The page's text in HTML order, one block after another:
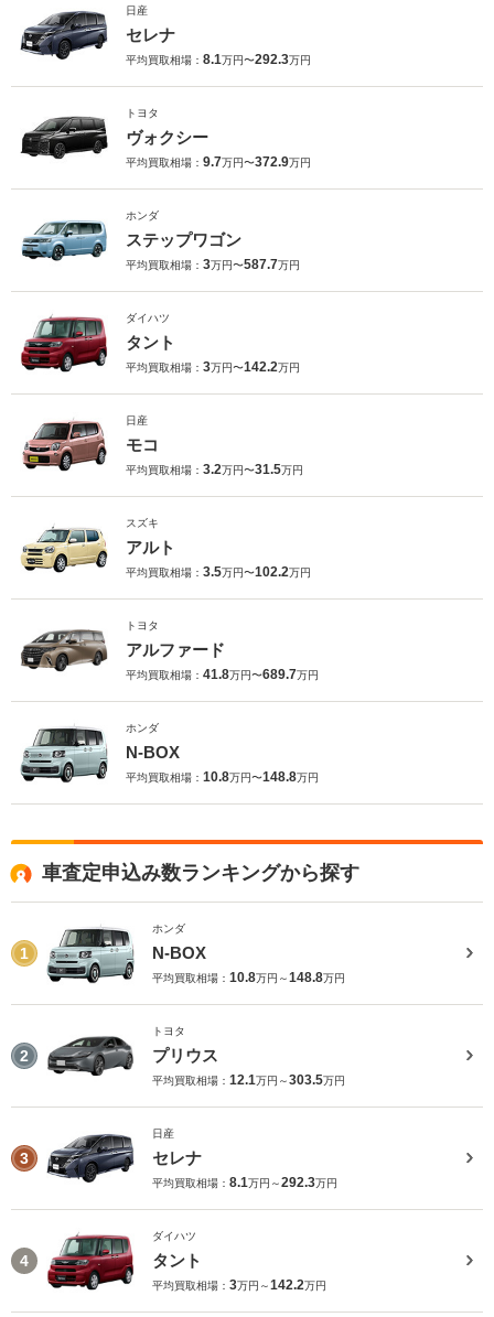
日産
セレナ
平均買取相場： 8.1万円〜292.3万円
トヨタ
ヴォクシー
平均買取相場： 9.7万円〜372.9万円
ホンダ
ステップワゴン
平均買取相場： 3万円〜587.7万円
ダイハツ
タント
平均買取相場： 3万円〜142.2万円
日産
モコ
平均買取相場： 3.2万円〜31.5万円
スズキ
アルト
平均買取相場： 3.5万円〜102.2万円
トヨタ
アルファード
平均買取相場： 41.8万円〜689.7万円
ホンダ
N-BOX
平均買取相場： 10.8万円〜148.8万円
車査定申込み数ランキングから探す
1
ホンダ
N-BOX
平均買取相場： 10.8万円～148.8万円
2
トヨタ
プリウス
平均買取相場： 12.1万円～303.5万円
3
日産
セレナ
平均買取相場： 8.1万円～292.3万円
4
ダイハツ
タント
平均買取相場： 3万円～142.2万円